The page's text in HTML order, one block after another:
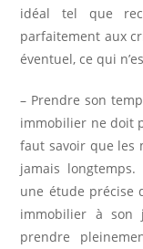
idéal tel que
parfaitement aux
éventuel, ce qui
– Prendre son
immobilier ne doit
faut savoir que les
jamais
une étude précise
immobilier à son
prendre